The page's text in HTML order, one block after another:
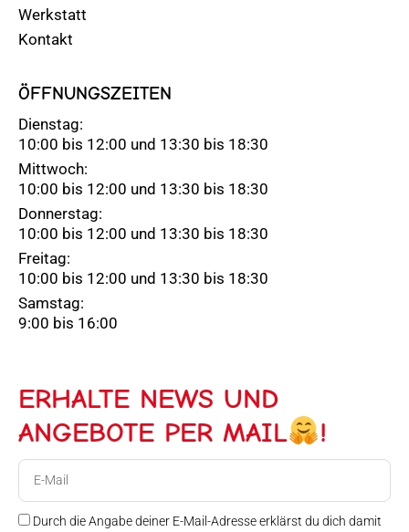
Werkstatt
Kontakt
ÖFFNUNGSZEITEN
Dienstag:
10:00 bis 12:00 und 13:30 bis 18:30
Mittwoch:
10:00 bis 12:00 und 13:30 bis 18:30
Donnerstag:
10:00 bis 12:00 und 13:30 bis 18:30
Freitag:
10:00 bis 12:00 und 13:30 bis 18:30
Samstag:
9:00 bis 16:00
ERHALTE NEWS UND
ANGEBOTE PER MAIL
!
Durch die Angabe deiner E-Mail-Adresse erklärst du dich damit